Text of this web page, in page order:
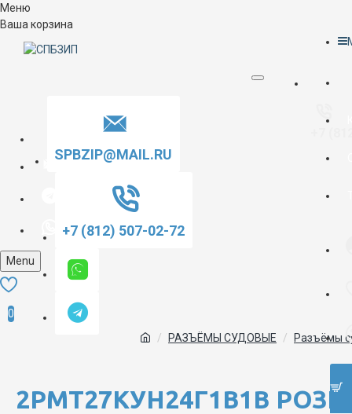
Меню
Ваша корзина
SPBZIP@MAIL.RU
+7 (812) 507-02-72
Menu
0
РАЗЪЁМЫ СУДОВЫЕ
Разъёмы
2РМТ27КУН24Г1В1В